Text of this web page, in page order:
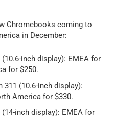
Chromebooks coming to
in December:
inch display): EMEA for
for $250.
311 (10.6-inch display):
America for $330.
inch display): EMEA for